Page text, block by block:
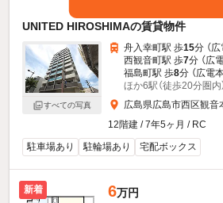
UNITED HIROSHIMAの賃貸物件
すべての写真
舟入幸町駅 歩15分 （
西観音町駅 歩7分 （広
福島町駅 歩8分 （広電
ほか6駅（徒歩20分圏内
広島県広島市西区観音
12階建 / 7年5ヶ月 / RC
駐車場あり
駐輪場あり 宅配ボックス
新着 6万円